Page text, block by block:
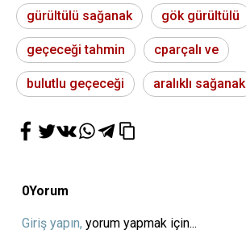
gürültülü sağanak gök gürültülü
geçeceği tahmin cparçalı ve
bulutlu geçeceği aralıklı sağanak
0Yorum
Giriş yapın, yorum yapmak için...